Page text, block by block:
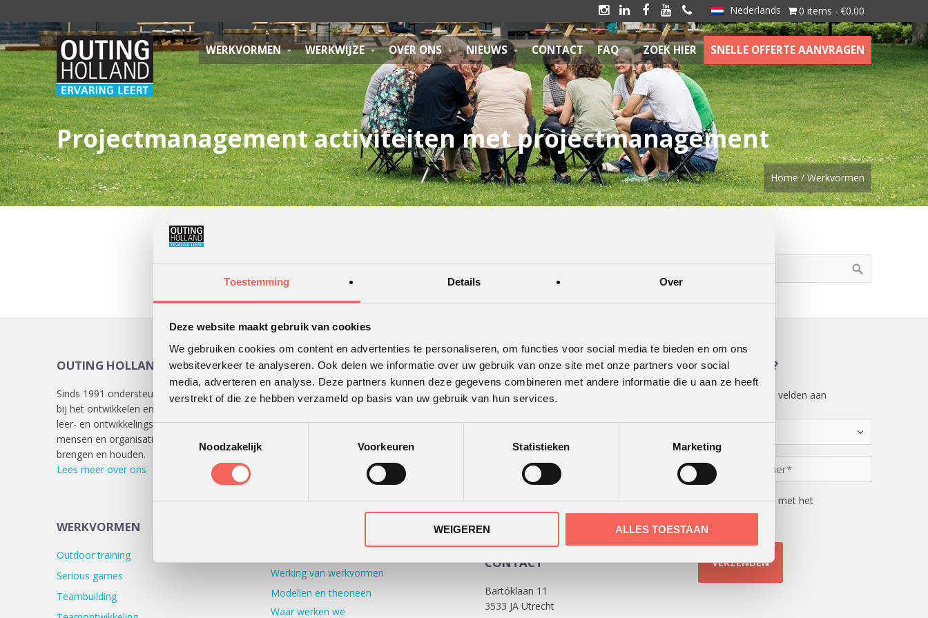
Toestemming Details Over
Deze website maakt gebruik van cookies
We gebruiken cookies om content en advertenties te personaliseren, om functies voor social media te bieden en om ons
websiteverkeer te analyseren. Ook delen we informatie over uw gebruik van onze site met onze partners voor social
media, adverteren en analyse. Deze partners kunnen deze gegevens combineren met andere informatie die u aan ze heeft
verstrekt of die ze hebben verzameld op basis van uw gebruik van hun services.
Noodzakelijk
Voorkeuren Statistieken Marketing
WEIGEREN ALLES TOESTAAN
0 items €0.00
Nederlands
    
WERKVORMEN WERKWIJZE OVER ONS NIEUWS CONTACT FAQ ZOEK HIER SNELLE OFFERTE AANVRAGEN
Projectmanagement activiteiten metprojectmanagement
Home/Werkvormen
OUTING HOLLAND
Sinds 1991 ondersteunen we klanten
bij het ontwikkelen en uitvoeren van
leer- en ontwikkelingsprocessen die
mensen en organisaties in beweging
brengen en houden.
Lees meer over ons
WERKVORMEN
Outdoor training
Serious games
Teambuilding
KLANTWAARDERING
Lees hierde beoordelingen van
verschillende klanten.
30 recensies
Werking van werkvormen
Modellen en theorieën
Waar werken we
ONS KANTOOR
CONTACT
Bartóklaan 11
3533 JA Utrecht
MEER WETEN?
" geeft vereiste velden aan
Kies
een
optie
Telefoonnummer
Instemming
Ik ga akkoord met het
privacybeleid*